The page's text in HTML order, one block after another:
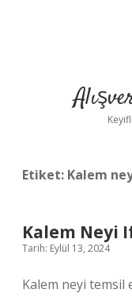
Etiket: Kalem
Kalem Neyi
Tarih: Eylül 13, 2024
Kalem neyi temsil